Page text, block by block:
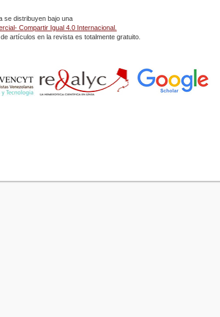
se distribuyen bajo una
Compartir Igual 4.0 Internacional.
artículos en la revista es totalmente gratuito.